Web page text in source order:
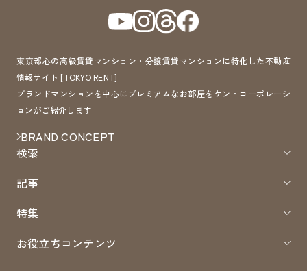
東京都心の高級賃貸マンション・分譲賃貸マンションに特化した不動産
情報サイト [TOKYO RENT]
ブランドマンションを中心にプレミアムなお部屋をケン・コーポレーシ
ョンがご紹介します
BRAND CONCEPT
検索
記事
特集
お役立ちコンテンツ